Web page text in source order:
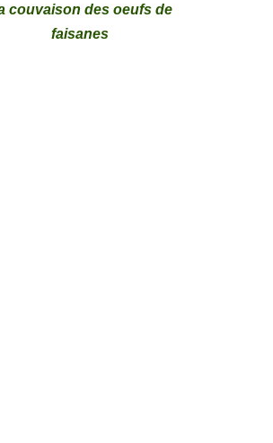
couvaison des oeufs de
faisanes